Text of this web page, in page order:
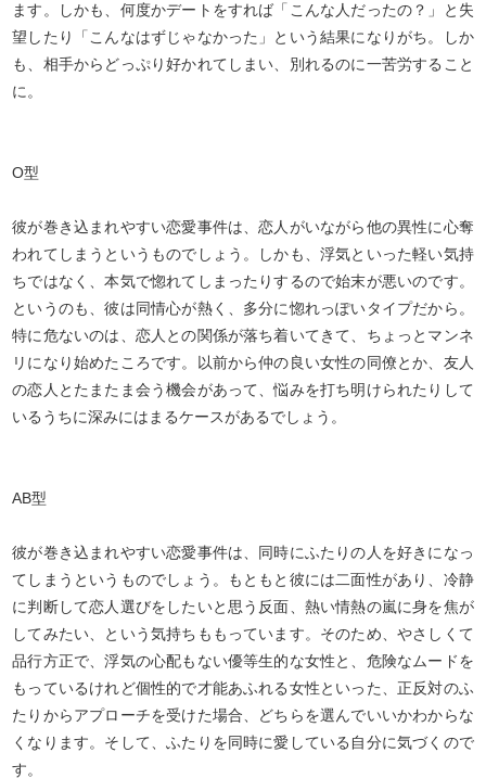
ます。しかも、何度かデートをすれば「こんな人だったの？」と失
望したり「こんなはずじゃなかった」という結果になりがち。しか
も、相手からどっぷり好かれてしまい、別れるのに一苦労すること
に。
O型
彼が巻き込まれやすい恋愛事件は、恋人がいながら他の異性に心奪
われてしまうというものでしょう。しかも、浮気といった軽い気持
ちではなく、本気で惚れてしまったりするので始末が悪いのです。
というのも、彼は同情心が熱く、多分に惚れっぽいタイプだから。
特に危ないのは、恋人との関係が落ち着いてきて、ちょっとマンネ
リになり始めたころです。以前から仲の良い女性の同僚とか、友人
の恋人とたまたま会う機会があって、悩みを打ち明けられたりして
いるうちに深みにはまるケースがあるでしょう。
AB型
彼が巻き込まれやすい恋愛事件は、同時にふたりの人を好きになっ
てしまうというものでしょう。もともと彼には二面性があり、冷静
に判断して恋人選びをしたいと思う反面、熱い情熱の嵐に身を焦が
してみたい、という気持ちももっています。そのため、やさしくて
品行方正で、浮気の心配もない優等生的な女性と、危険なムードを
もっているけれど個性的で才能あふれる女性といった、正反対のふ
たりからアプローチを受けた場合、どちらを選んでいいかわからな
くなります。そして、ふたりを同時に愛している自分に気づくので
す。